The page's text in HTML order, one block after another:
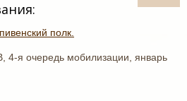
полк.
я очередь мобилизации, январь